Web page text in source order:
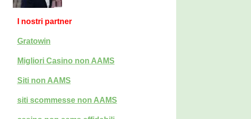
I nostri partner
Gratowin
Migliori Casino non AAMS
Siti non AAMS
siti scommesse non AAMS